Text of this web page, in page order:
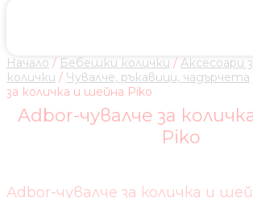
Начало / Бебешки колички / Аксесоари
колички / Чувалче, ръкавици, чадърчета
за количка и шейна Piko
Adbor-чувалче за
Piko
Adbor-чувалче за количка и